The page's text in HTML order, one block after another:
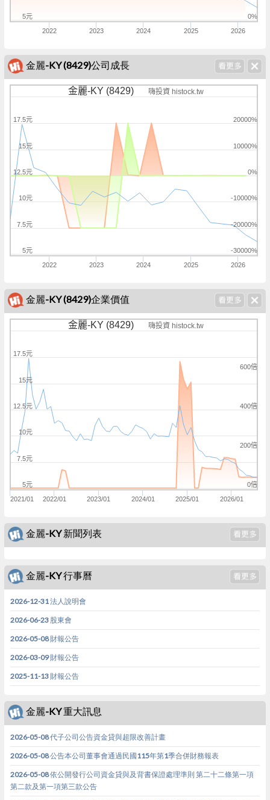
2022 2023 2024 2025 2026
0%
5元
金麗-KY (8429)公司成長
金麗-KY (8429) 嗨投資 histock.tw
2022 2023 2024 2025 2026
-30000%
-20000%
-10000%
0%
10000%
20000%
5元
7.5元
10元
12.5元
15元
17.5元
金麗-KY (8429)企業價值
金麗-KY (8429) 嗨投資 histock.tw
2021/01 2022/01 2023/01 2024/01 2025/01 2026/01
0倍
200倍
400倍
600倍
5元
7.5元
10元
12.5元
15元
17.5元
金麗-KY 新聞列表
金麗-KY 行事曆
2026-12-31 法人說明會
2026-06-23 股東會
2026-05-08 財報公告
2026-03-09 財報公告
2025-11-13 財報公告
金麗-KY 重大訊息
2026-05-08 代子公司公告資金貸與超限改善計畫
2026-05-08 公告本公司董事會通過民國115年第1季合併財務報表
2026-05-08 依公開發行公司資金貸與及背書保證處理準則 第二十二條第一項
第二款及第一項第三款公告